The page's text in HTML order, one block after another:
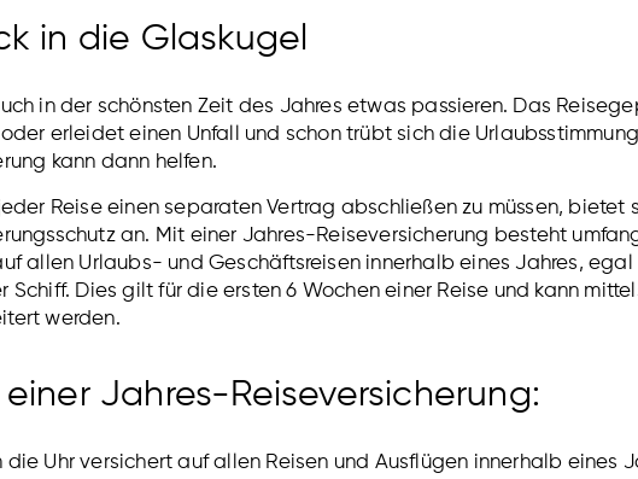
in die Glaskugel
in der schönsten Zeit des Jahres etwas passieren. Das
erleidet einen Unfall und schon trübt sich die
kann dann helfen.
Reise einen separaten Vertrag abschließen zu müssen, bietet
an. Mit einer Jahres-Reiseversicherung besteht
allen Urlaubs- und Geschäftsreisen innerhalb eines Jahres, egal
Schiff. Dies gilt für die ersten 6 Wochen einer Reise und kann
werden.
Jahres-Reiseversicherung:
die Uhr versichert auf allen Reisen und Ausflügen innerhalb eines